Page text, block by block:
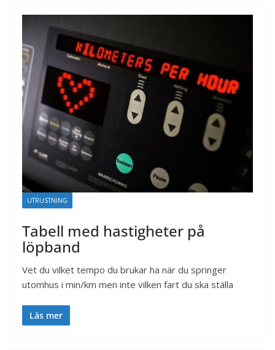
UTRUSTNING
Tabell med hastigheter på
löpband
Vet du vilket tempo du brukar ha när du springer
utomhus i min/km men inte vilken fart du ska ställa
Läs mer